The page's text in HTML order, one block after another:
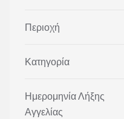
Περιοχή
Κατηγορία
Ημερομηνία Λήξης
Αγγελίας